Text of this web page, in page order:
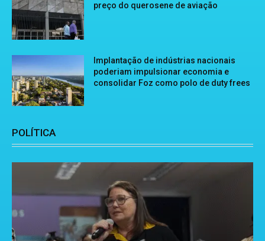
preço do querosene de aviação
Implantação de indústrias nacionais
poderiam impulsionar economia e
consolidar Foz como polo de duty frees
POLÍTICA